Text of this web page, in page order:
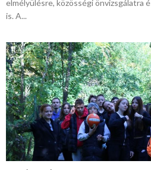
elmélyülésre, közösségi önvizsgálatra
is. A...